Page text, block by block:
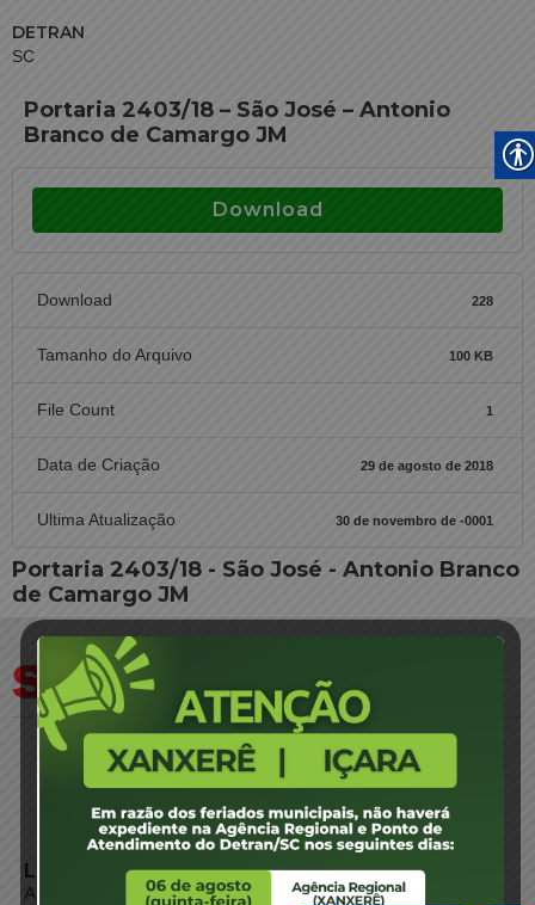
DETRAN
SC
Portaria 2403/18 – São José – Antonio
Branco de Camargo JM
Download
Download 228
Tamanho do Arquivo 100 KB
File Count 1
Data de Criação 29 de agosto de 2018
Ultima Atualização 30 de novembro de -0001
Portaria 2403/18 - São José - Antonio Branco
de Camargo JM
LINKS EXTERNOS
Agência de Notícias